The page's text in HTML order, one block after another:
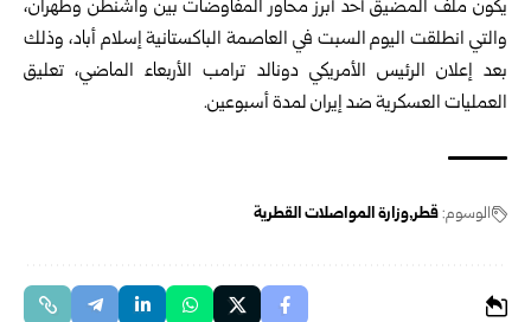
يكون ملف المضيق أحد أبرز محاور المفاوضات بين واشنطن وطهران،
والتي انطلقت اليوم السبت في العاصمة الباكستانية إسلام أباد، وذلك
بعد إعلان الرئيس الأمريكي دونالد ترامب الأربعاء الماضي، تعليق
العمليات العسكرية ضد إيران لمدة أسبوعين.
الوسوم:قطر وزارة المواصلات القطرية